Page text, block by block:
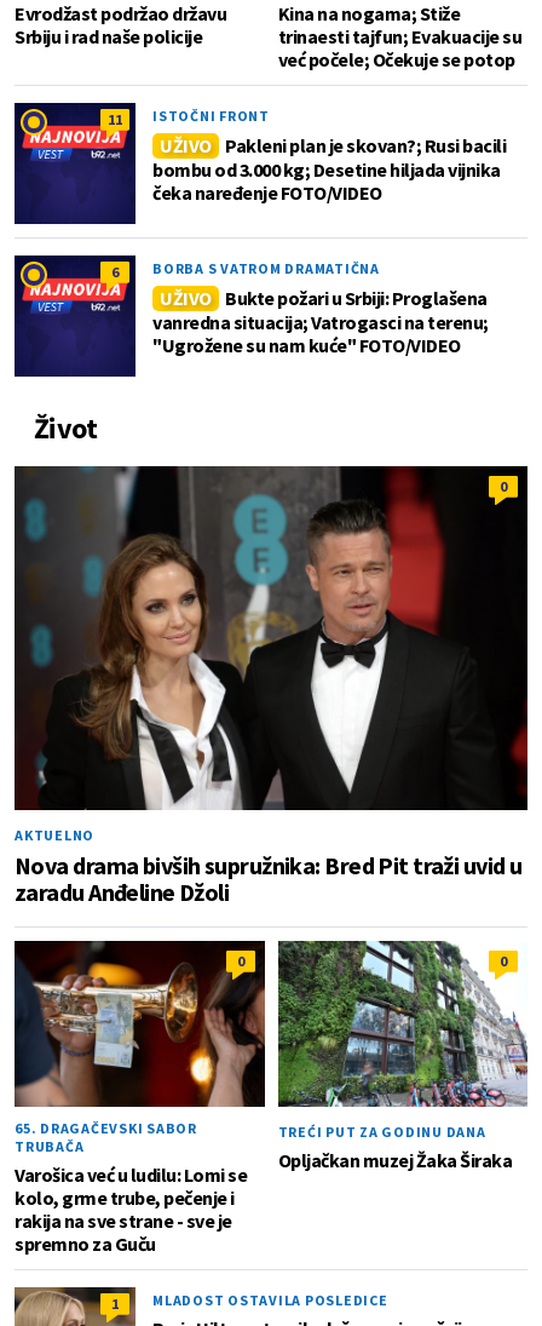
Evrodžast podržao državu
Srbiju i rad naše policije
Kina na nogama; Stiže
trinaesti tajfun; Evakuacije su
već počele; Očekuje se potop
11 ISTOČNI FRONT
UŽIVO
Pakleni plan je skovan?; Rusi bacili
bombu od 3.000 kg; Desetine hiljada vijnika
čeka naređenje FOTO/VIDEO
6 BORBA S VATROM DRAMATIČNA
UŽIVO
Bukte požari u Srbiji: Proglašena
vanredna situacija; Vatrogasci na terenu;
"Ugrožene su nam kuće" FOTO/VIDEO
Život
0
AKTUELNO
Nova drama bivših supružnika: Bred Pit traži uvid u
zaradu Anđeline Džoli
0
65. DRAGAČEVSKI SABOR
TRUBAČA
Varošica već u ludilu: Lomi se
kolo, grme trube, pečenje i
rakija na sve strane - sve je
spremno za Guču
0
TREĆI PUT ZA GODINU DANA
Opljačkan muzej Žaka Širaka
1 MLADOST OSTAVILA POSLEDICE